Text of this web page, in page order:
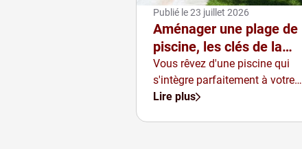
Publié le23 juillet 2026
Aménager une plage de
piscine, les clés de la
réussite
Vous rêvez d'une piscine qui
s'intègre parfaitement à votre
jardin ?
Lire plus